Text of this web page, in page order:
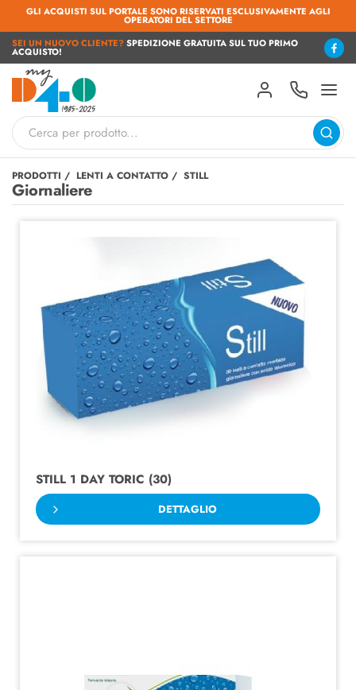
GLI ACQUISTI SUL PORTALE SONO RISERVATI ESCLUSIVAMENTE AGLI
OPERATORI DEL SETTORE
SEI UN NUOVO CLIENTE?SPEDIZIONE GRATUITA SUL TUO PRIMO
ACQUISTO!
PRODOTTI LENTI A CONTATTO STILL
Giornaliere
STILL 1 DAY TORIC (30)
DETTAGLIO